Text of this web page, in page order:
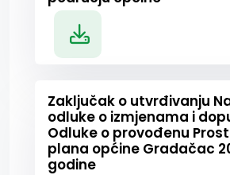
Zaključak o utvrđivanju
odluke o izmjenama i
Odluke o provođenu
plana općine Gradačac
godine